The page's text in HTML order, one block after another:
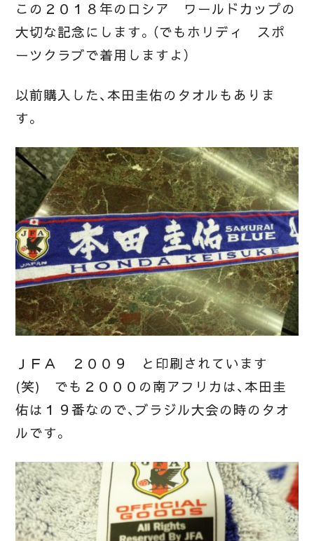
この２０１８年のロシア ワールドカップの
大切な記念にします。（でもホリディ スポ
ーツクラブで着用しますよ）
以前購入した、本田圭佑のタオルもありま
す。
ＪＦＡ ２００９ と印刷されています
(笑) でも２０００の南アフリカは、本田圭
佑は１９番なので、ブラジル大会の時のタオ
ルです。